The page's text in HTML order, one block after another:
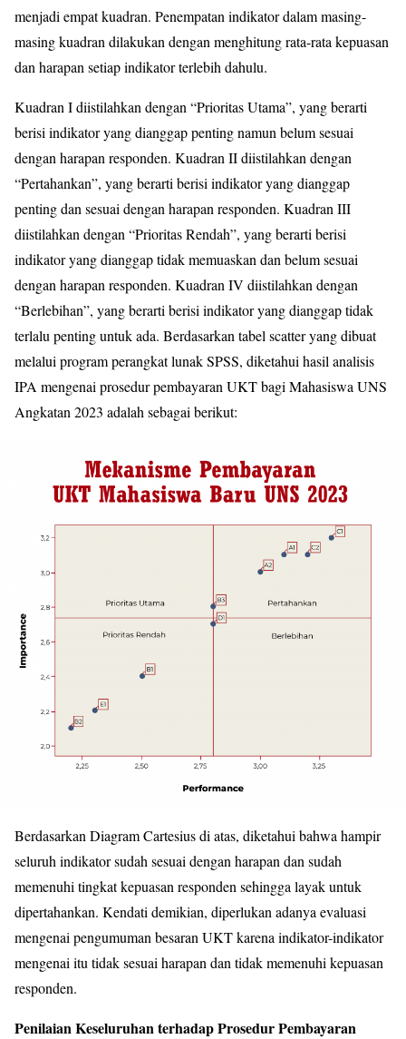
menjadi empat kuadran. Penempatan indikator dalam masing-
masing kuadran dilakukan dengan menghitung rata-rata kepuasan
dan harapan setiap indikator terlebih dahulu.
Kuadran I diistilahkan dengan “Prioritas Utama”, yang berarti
berisi indikator yang dianggap penting namun belum sesuai
dengan harapan responden. Kuadran II diistilahkan dengan
“Pertahankan”, yang berarti berisi indikator yang dianggap
penting dan sesuai dengan harapan responden. Kuadran III
diistilahkan dengan “Prioritas Rendah”, yang berarti berisi
indikator yang dianggap tidak memuaskan dan belum sesuai
dengan harapan responden. Kuadran IV diistilahkan dengan
“Berlebihan”, yang berarti berisi indikator yang dianggap tidak
terlalu penting untuk ada. Berdasarkan tabel scatter yang dibuat
melalui program perangkat lunak SPSS, diketahui hasil analisis
IPA mengenai prosedur pembayaran UKT bagi Mahasiswa UNS
Angkatan 2023 adalah sebagai berikut:
Berdasarkan Diagram Cartesius di atas, diketahui bahwa hampir
seluruh indikator sudah sesuai dengan harapan dan sudah
memenuhi tingkat kepuasan responden sehingga layak untuk
dipertahankan. Kendati demikian, diperlukan adanya evaluasi
mengenai pengumuman besaran UKT karena indikator-indikator
mengenai itu tidak sesuai harapan dan tidak memenuhi kepuasan
responden.
Penilaian Keseluruhan terhadap Prosedur Pembayaran